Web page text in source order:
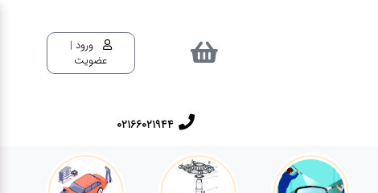
ورود |
عضویت
02166021944